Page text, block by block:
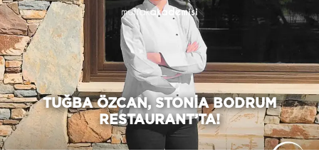
TUĞBA ÖZCAN, STONIA BODRUM
RESTAURANT’TA!